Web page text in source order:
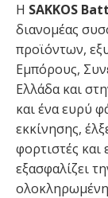
H SAKKOS
διανομέας
προϊόντων,
Εμπόρους,
Ελλάδα και
και ένα ευρύ
εκκίνησης,
φορτιστές και
εξασφαλίζει